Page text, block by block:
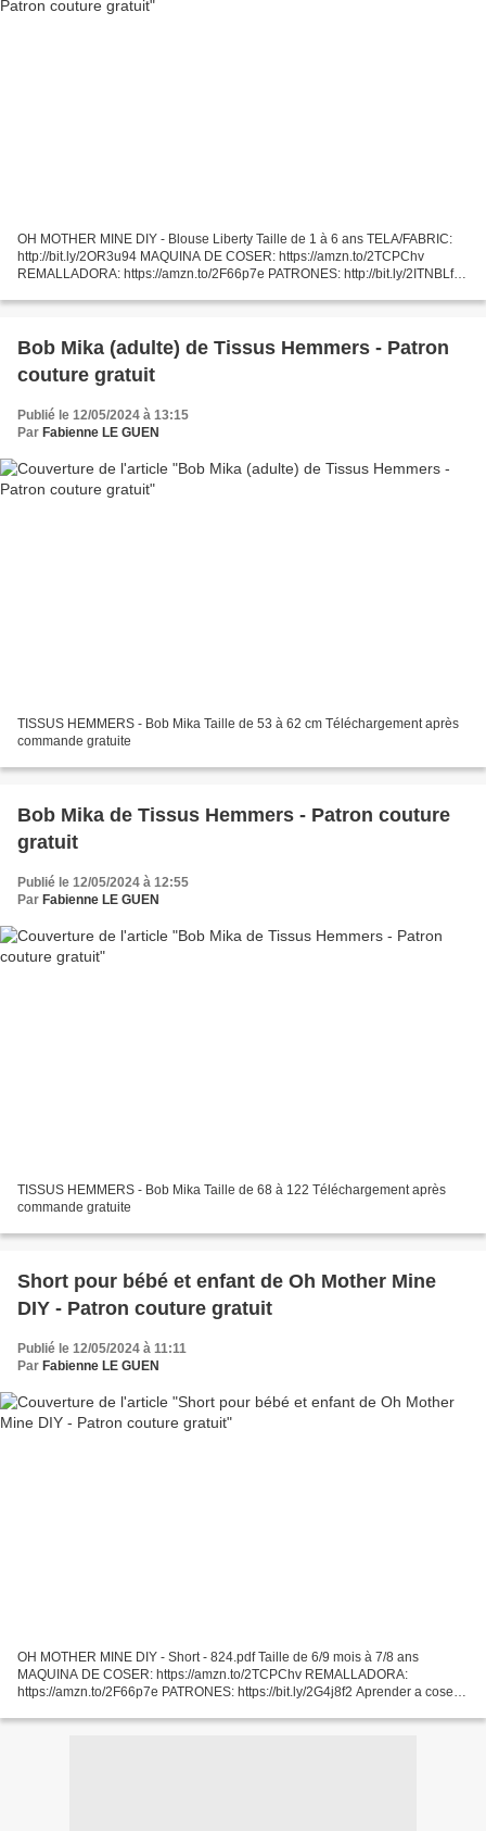
OH MOTHER MINE DIY - Blouse Liberty Taille de 1 à 6 ans TELA/FABRIC:
http://bit.ly/2OR3u94 MAQUINA DE COSER: https://amzn.to/2TCPChv
REMALLADORA: https://amzn.to/2F66p7e PATRONES: http://bit.ly/2ITNBLf
Bob Mika (adulte) de Tissus Hemmers - Patron
couture gratuit
Publié le 12/05/2024 à 13:15
Par Fabienne LE GUEN
TISSUS HEMMERS - Bob Mika Taille de 53 à 62 cm Téléchargement après
commande gratuite
Bob Mika de Tissus Hemmers - Patron couture
gratuit
Publié le 12/05/2024 à 12:55
Par Fabienne LE GUEN
TISSUS HEMMERS - Bob Mika Taille de 68 à 122 Téléchargement après
commande gratuite
Short pour bébé et enfant de Oh Mother Mine
DIY - Patron couture gratuit
Publié le 12/05/2024 à 11:11
Par Fabienne LE GUEN
OH MOTHER MINE DIY - Short - 824.pdf Taille de 6/9 mois à 7/8 ans
MAQUINA DE COSER: https://amzn.to/2TCPChv REMALLADORA:
https://amzn.to/2F66p7e PATRONES: https://bit.ly/2G4j8f2 Aprender a coser